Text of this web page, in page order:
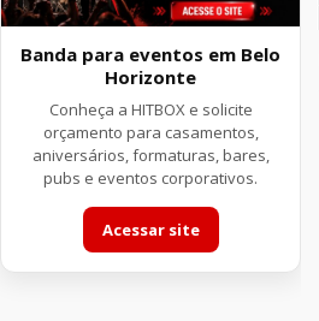
Banda para eventos em Belo
Horizonte
Conheça a HITBOX e solicite
orçamento para casamentos,
aniversários, formaturas, bares,
pubs e eventos corporativos.
Acessar site